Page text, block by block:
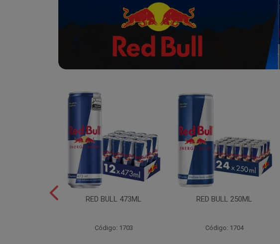
RED BULL 473ML
Código: 1703
RED BULL 250ML
Código: 1704